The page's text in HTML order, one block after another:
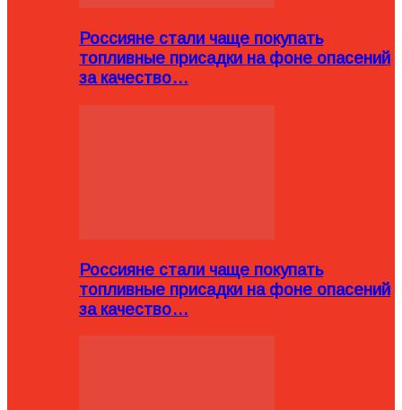
Россияне стали чаще покупать
топливные присадки на фоне опасений
за качество…
Россияне стали чаще покупать
топливные присадки на фоне опасений
за качество…